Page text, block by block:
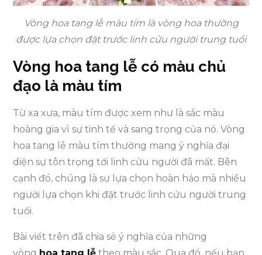
Vòng hoa tang lễ màu tím là vòng hoa thường
được lựa chọn đặt trước linh cửu người trung tuổi
Vòng hoa tang lễ có màu chủ
đạo là màu tím
Từ xa xưa, màu tím được xem như là sắc màu
hoàng gia vì sự tinh tế và sang trọng của nó. Vòng
hoa tang lễ màu tím thường mang ý nghĩa đại
diện sự tôn trọng tới linh cửu người đã mất. Bên
cạnh đó, chúng là sự lựa chọn hoàn hảo mà nhiều
người lựa chọn khi đặt trước linh cửu người trung
tuổi.
Bài viết trên đã chia sẻ ý nghĩa của những